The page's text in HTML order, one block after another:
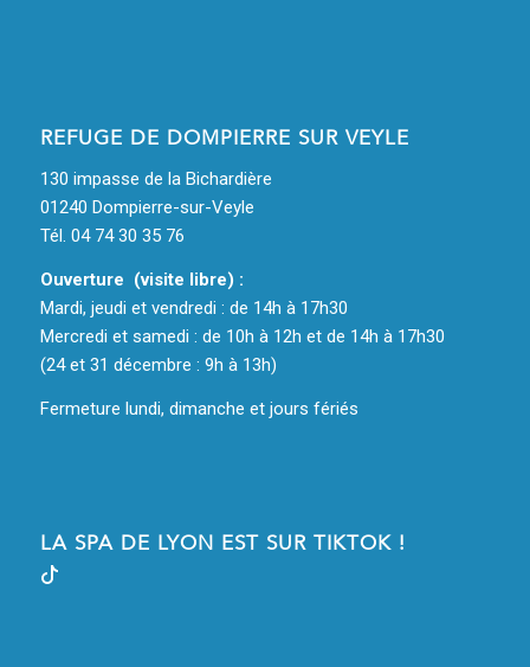
REFUGE DE DOMPIERRE SUR VEYLE
130 impasse de la Bichardière
01240 Dompierre-sur-Veyle
Tél. 04 74 30 35 76
Ouverture (visite libre) :
Mardi, jeudi et vendredi : de 14h à 17h30
Mercredi et samedi : de 10h à 12h et de 14h à 17h30
(24 et 31 décembre : 9h à 13h)
Fermeture lundi, dimanche et jours fériés
LA SPA DE LYON EST SUR TIKTOK !